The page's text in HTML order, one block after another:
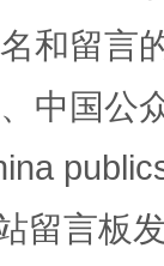
和留言
中国公
留言板